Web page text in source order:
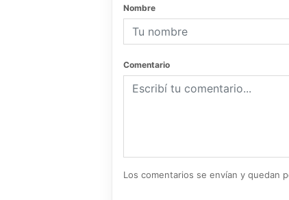
Nombre
Comentario
Los comentarios se envían y quedan